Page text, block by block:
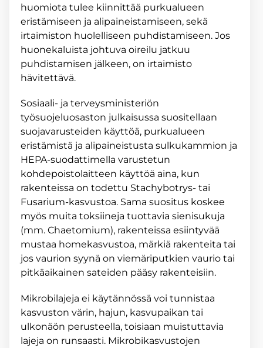
huomiota tulee kiinnittää purkualueen
eristämiseen ja alipaineistamiseen, sekä
irtaimiston huolelliseen puhdistamiseen. Jos
huonekaluista johtuva oireilu jatkuu
puhdistamisen jälkeen, on irtaimisto
hävitettävä.
Sosiaali- ja terveysministeriön
työsuojeluosaston julkaisussa suositellaan
suojavarusteiden käyttöä, purkualueen
eristämistä ja alipaineistusta sulkukammion ja
HEPA-suodattimella varustetun
kohdepoistolaitteen käyttöä aina, kun
rakenteissa on todettu Stachybotrys- tai
Fusarium-kasvustoa. Sama suositus koskee
myös muita toksiineja tuottavia sienisukuja
(mm. Chaetomium), rakenteissa esiintyvää
mustaa homekasvustoa, märkiä rakenteita tai
jos vaurion syynä on viemäriputkien vaurio tai
pitkäaikainen sateiden pääsy rakenteisiin.
Mikrobilajeja ei käytännössä voi tunnistaa
kasvuston värin, hajun, kasvupaikan tai
ulkonäön perusteella, toisiaan muistuttavia
lajeja on runsaasti. Mikrobikasvustojen